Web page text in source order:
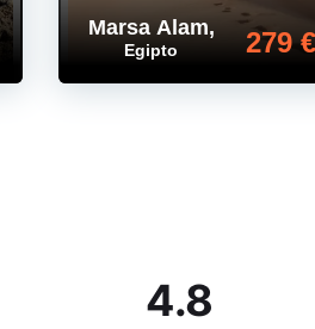
Marsa Alam,
Egipto 279 €
4.8